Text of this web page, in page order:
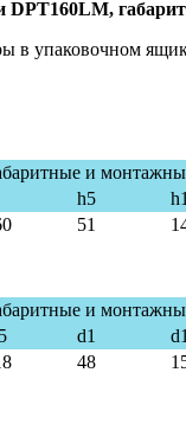
DPT160LM,
в упаковочном
и
h5
51
и
d1
48